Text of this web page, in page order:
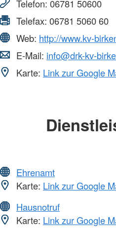
Telefon: 06781 50600
Telefax: 06781 5060 60
Web: http://www.kv-
E-Mail: info@drk-kv-
Karte: Link zur Google
Ehrenamt
Karte: Link zur Google
Hausnotruf
Karte: Link zur Google